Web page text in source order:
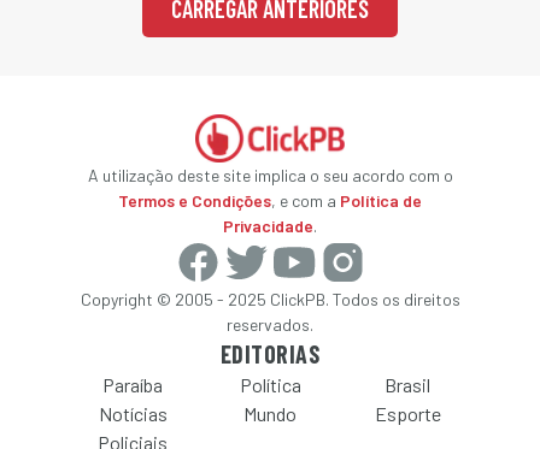
CARREGAR ANTERIORES
A utilização deste site implica o seu acordo com o
Termos e Condições, e com a Política de
Privacidade.
Copyright © 2005 - 2025 ClickPB. Todos os direitos
reservados.
EDITORIAS
Paraíba Política
Brasil
Notícias
Policiais
Mundo Esporte